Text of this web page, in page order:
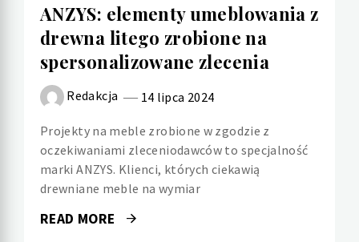
ANZYS: elementy umeblowania z
drewna litego zrobione na
spersonalizowane zlecenia
Redakcja 14 lipca 2024
Projekty na meble zrobione w zgodzie z
oczekiwaniami zleceniodawców to specjalność
marki ANZYS. Klienci, których ciekawią
drewniane meble na wymiar
READ MORE